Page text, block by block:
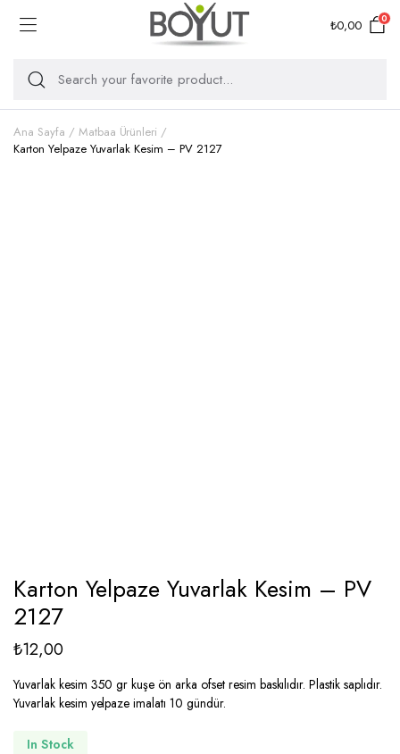
₺0,00 0
Ana Sayfa
Matbaa Ürünleri
Karton Yelpaze Yuvarlak Kesim – PV 2127
Karton Yelpaze Yuvarlak Kesim – PV
2127
₺12,00
Yuvarlak kesim 350 gr kuşe ön arka ofset resim baskılıdır. Plastik saplıdır.
Yuvarlak kesim yelpaze imalatı 10 gündür.
In Stock